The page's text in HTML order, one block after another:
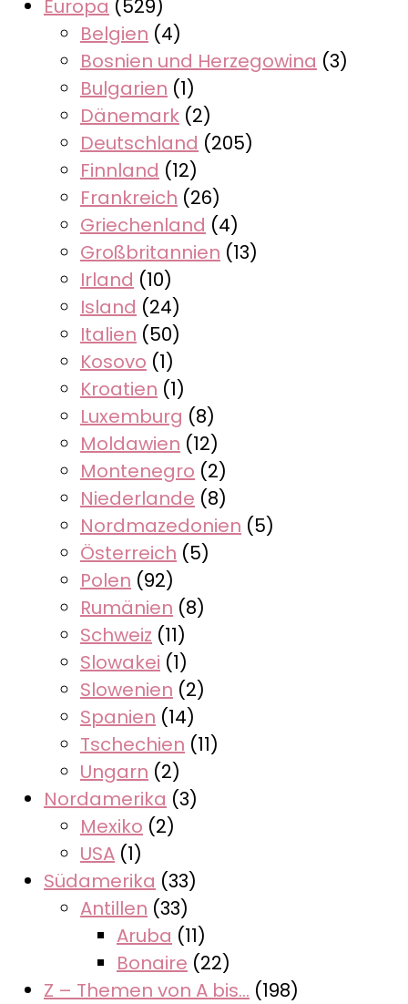
Europa (529)
Belgien (4)
Bosnien und Herzegowina (3)
Bulgarien (1)
Dänemark (2)
Deutschland (205)
Finnland (12)
Frankreich (26)
Griechenland (4)
Großbritannien (13)
Irland (10)
Island (24)
Italien (50)
Kosovo (1)
Kroatien (1)
Luxemburg (8)
Moldawien (12)
Montenegro (2)
Niederlande (8)
Nordmazedonien (5)
Österreich (5)
Polen (92)
Rumänien (8)
Schweiz (11)
Slowakei (1)
Slowenien (2)
Spanien (14)
Tschechien (11)
Ungarn (2)
Nordamerika (3)
Mexiko (2)
USA (1)
Südamerika (33)
Antillen (33)
Aruba (11)
Bonaire (22)
Z – Themen von A bis… (198)